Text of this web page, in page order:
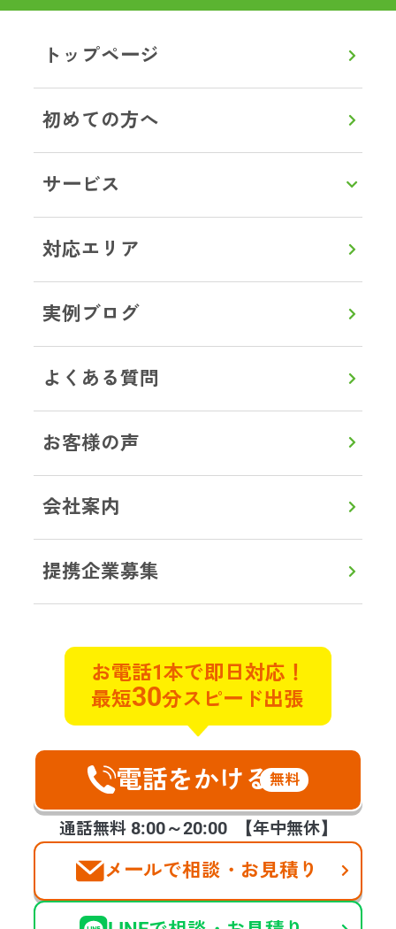
トップページ
初めての方へ
サービス
対応エリア
実例ブログ
よくある質問
お客様の声
会社案内
提携企業募集
お電話1本で即日対応！
最短30分スピード出張
電話をかける無料
通話無料 8:00～20:00 【年中無休】
メールで相談・お見積り
通話無料8:00～20:00 【年中無休】
0120-357-664
通話無料8:00～20:00
メールで見積り・相談
初めての方へ対応エリアよくある質問
サービス
遺品整理遺品買取特殊清掃
不用品回収
貴重品探索ゴミ屋敷片付け遺品の合同供養
不動産整理･買取ハウスクリーニング空家整理
生前整理 福祉整理
お客様の声会社案内提携企業様の募集
©2025 days,Inc